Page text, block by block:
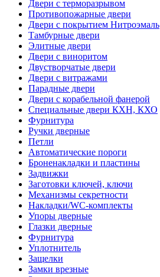
Двери с терморазрывом
Противопожарные двери
Двери с покрытием Нитроэмаль
Тамбурные двери
Элитные двери
Двери с виноритом
Двустворчатые двери
Двери с витражами
Парадные двери
Двери с корабельной фанерой
Специальные двери КХН, КХО
Фурнитура
Ручки дверные
Петли
Автоматические пороги
Броненакладки и пластины
Задвижки
Заготовки ключей, ключи
Механизмы секретности
Накладки/WC-комплекты
Упоры дверные
Глазки дверные
Фурнитура
Уплотнитель
Защелки
Замки врезные